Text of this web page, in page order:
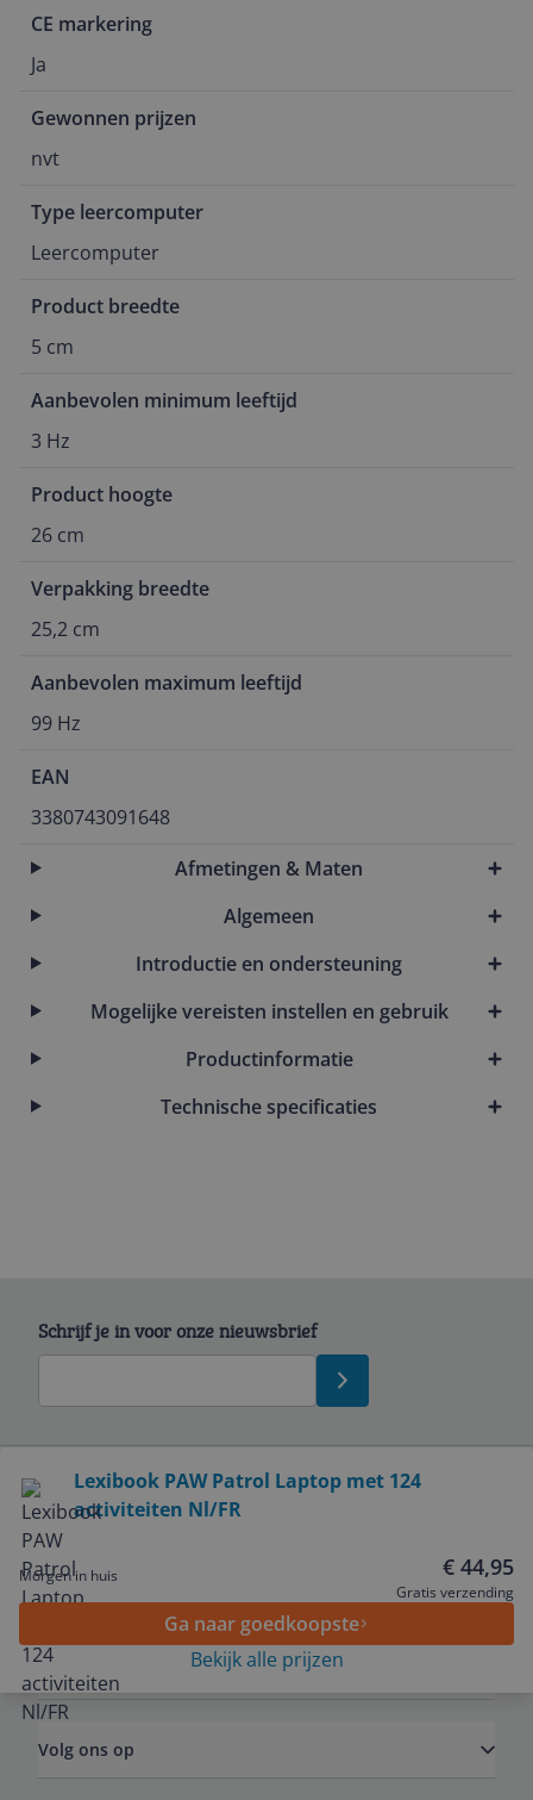
CE markering
Ja
Gewonnen prijzen
nvt
Type leercomputer
Leercomputer
Product breedte
5 cm
Aanbevolen minimum leeftijd
3 Hz
Product hoogte
26 cm
Verpakking breedte
25,2 cm
Aanbevolen maximum leeftijd
99 Hz
EAN
3380743091648
Afmetingen & Maten
Algemeen
Introductie en ondersteuning
Mogelijke vereisten instellen en gebruik
Productinformatie
Technische specificaties
Lexibook PAW Patrol Laptop met 124
activiteiten Nl/FR
Morgen in huis € 44,95
Gratis verzending
Ga naar goedkoopste
Bekijk alle prijzen
Schrijf je in voor onze nieuwsbrief
Service
Algemeen
Zakelijk
Volg ons op